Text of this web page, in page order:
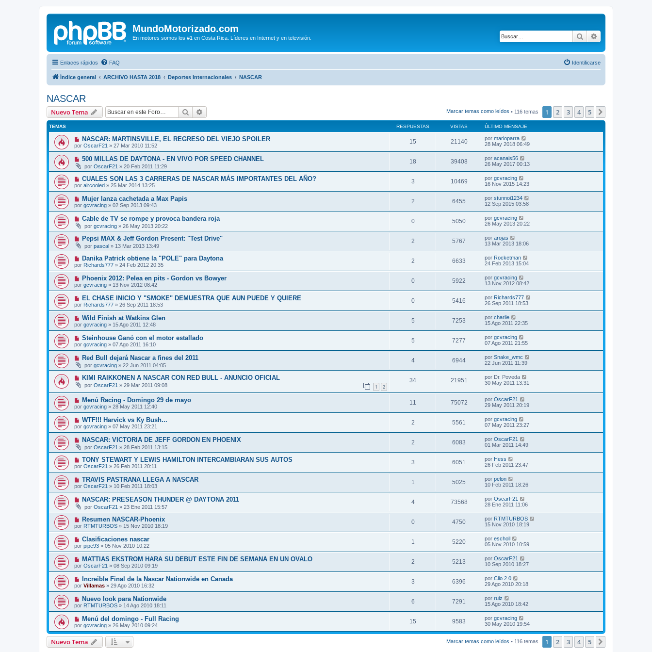
MundoMotorizado.com
En motores somos los #1 en Costa Rica. Líderes en Internet y en televisión. Buscar
Enlaces rápidos FAQ Identificarse
Índice general ARCHIVO HASTA 2018 Deportes Internacionales NASCAR
NASCAR
Nuevo Tema Buscar Marcar temas como leídos • 116 temas 1 2 3 4 5
TEMAS RESPUESTAS VISTAS ÚLTIMO MENSAJE
NASCAR: MARTINSVILLE, EL REGRESO DEL VIEJO SPOILER
por OscarF21 » 27 Mar 2010 11:52
15 21140 por marioparra
28 May 2018 06:49
500 MILLAS DE DAYTONA - EN VIVO POR SPEED CHANNEL
por OscarF21 » 20 Feb 2011 11:29
18 39408 por acanais56
26 May 2017 00:13
CUALES SON LAS 3 CARRERAS DE NASCAR MÁS IMPORTANTES DEL AÑO?
por aircooled » 25 Mar 2014 13:25
3 10469 por gcvracing
16 Nov 2015 14:23
Mujer lanza cachetada a Max Papis
por gcvracing » 02 Sep 2013 09:43
2 6455 por stunnoi1234
12 Sep 2015 03:58
Cable de TV se rompe y provoca bandera roja
por gcvracing » 26 May 2013 20:22
0 5050 por gcvracing
26 May 2013 20:22
Pepsi MAX & Jeff Gordon Present: "Test Drive"
por pascal » 13 Mar 2013 13:49
2 5767 por arojas
13 Mar 2013 18:06
Danika Patrick obtiene la "POLE" para Daytona
por Richards777 » 24 Feb 2012 20:35
2 6633 por Rocketman
24 Feb 2013 15:04
Phoenix 2012: Pelea en pits - Gordon vs Bowyer
por gcvracing » 13 Nov 2012 08:42
0 5922 por gcvracing
13 Nov 2012 08:42
EL CHASE INICIO Y "SMOKE" DEMUESTRA QUE AUN PUEDE Y QUIERE
por Richards777 » 26 Sep 2011 18:53
0 5416 por Richards777
26 Sep 2011 18:53
Wild Finish at Watkins Glen
por gcvracing » 15 Ago 2011 12:48
5 7253 por charlie
15 Ago 2011 22:35
Steinhouse Ganó con el motor estallado
por gcvracing » 07 Ago 2011 16:10
5 7277 por gcvracing
07 Ago 2011 21:55
Red Bull dejará Nascar a fines del 2011
por gcvracing » 22 Jun 2011 04:05
4 6944 por Snake_wmc
22 Jun 2011 11:39
KIMI RAIKKONEN A NASCAR CON RED BULL - ANUNCIO OFICIAL
por OscarF21 » 29 Mar 2011 09:08 1 2
34 21951 por Dr. Poveda
30 May 2011 13:31
Menú Racing - Domingo 29 de mayo
por gcvracing » 28 May 2011 12:40
11 75072 por OscarF21
29 May 2011 20:19
WTF!!! Harvick vs Ky Bush...
por gcvracing » 07 May 2011 23:21
2 5561 por gcvracing
07 May 2011 23:27
NASCAR: VICTORIA DE JEFF GORDON EN PHOENIX
por OscarF21 » 28 Feb 2011 13:15
2 6083 por OscarF21
01 Mar 2011 14:49
TONY STEWART Y LEWIS HAMILTON INTERCAMBIARAN SUS AUTOS
por OscarF21 » 26 Feb 2011 20:11
3 6051 por Hess
26 Feb 2011 23:47
TRAVIS PASTRANA LLEGA A NASCAR
por OscarF21 » 10 Feb 2011 18:03
1 5025 por pelon
10 Feb 2011 18:26
NASCAR: PRESEASON THUNDER @ DAYTONA 2011
por OscarF21 » 23 Ene 2011 15:57
4 73568 por OscarF21
28 Ene 2011 11:06
Resumen NASCAR-Phoenix
por RTMTURBOS » 15 Nov 2010 18:19
0 4750 por RTMTURBOS
15 Nov 2010 18:19
Clasificaciones nascar
por pipe93 » 05 Nov 2010 10:22
1 5220 por escholl
05 Nov 2010 10:59
MATTIAS EKSTROM HARA SU DEBUT ESTE FIN DE SEMANA EN UN OVALO
por OscarF21 » 08 Sep 2010 09:19
2 5213 por OscarF21
10 Sep 2010 18:27
Increible Final de la Nascar Nationwide en Canada
por Villamas » 29 Ago 2010 16:32
3 6396 por Clio 2.0
29 Ago 2010 20:18
Nuevo look para Nationwide
por RTMTURBOS » 14 Ago 2010 18:11
6 7291 por ruiz
15 Ago 2010 18:42
Menú del domingo - Full Racing
por gcvracing » 26 May 2010 09:24
15 9583 por gcvracing
30 May 2010 19:54
Nuevo Tema Marcar temas como leídos • 116 temas 1 2 3 4 5